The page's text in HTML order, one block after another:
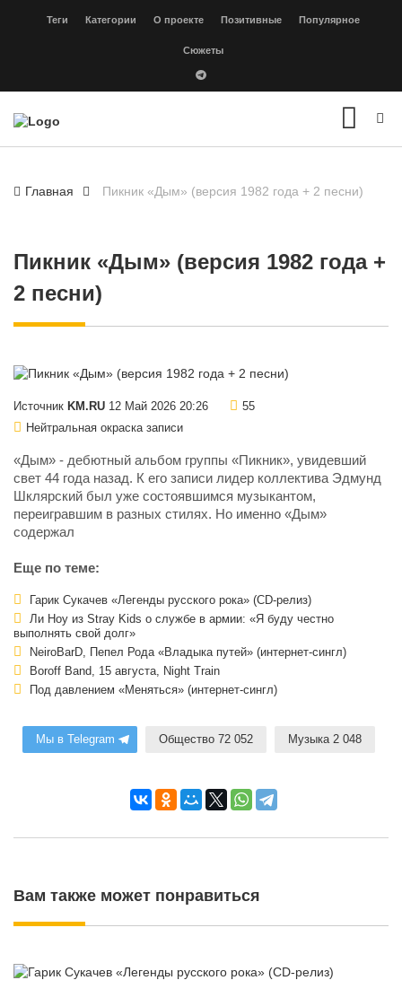
Теги Категории О проекте Позитивные Популярное
Сюжеты
Главная Пикник «Дым» (версия 1982 года + 2 песни)
Пикник «Дым» (версия 1982 года +
2 песни)
Источник KM.RU 12 Май 2026 20:26
55
Нейтральная окраска записи
«Дым» - дебютный альбом группы «Пикник», увидевший
свет 44 года назад. К его записи лидер коллектива Эдмунд
Шклярский был уже состоявшимся музыкантом,
переигравшим в разных стилях. Но именно «Дым»
содержал
Еще по теме:
Гарик Сукачев «Легенды русского рока» (CD-релиз)
Ли Ноу из Stray Kids о службе в армии: «Я буду честно
выполнять свой долг»
NeiroBarD, Пепел Рода «Владыка путей» (интернет-сингл)
Boroff Band, 15 августа, Night Train
Под давлением «Меняться» (интернет-сингл)
Мы в Telegram Общество 72 052 Музыка 2 048
Вам также может понравиться